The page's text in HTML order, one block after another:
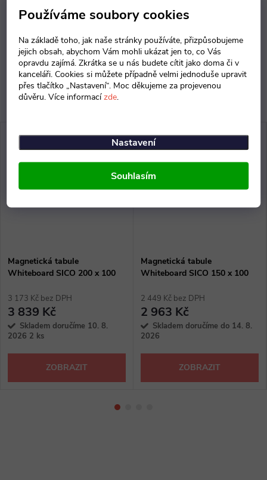
Používáme soubory cookies
Na základě toho, jak naše stránky používáte, přizpůsobujeme
jejich obsah, abychom Vám mohli ukázat jen to, co Vás
opravdu zajímá. Zkrátka se u nás budete cítit jako doma či v
kanceláři. Cookies si můžete případně velmi jednoduše upravit
přes tlačítko „Nastavení“. Moc děkujeme za projevenou
důvěru. Více informacízde.
Nastavení
Souhlasím
Parametry produktu
Diskuse
Magnetická tabule
Whiteboard SICO 200 x 100
3 173 Kč bez DPH
3 839 Kč
Skladem doručíme 10. 8.
2026 2 ks
ZOBRAZIT
Magnetická tabule
Whiteboard SICO 150 x 100
2 449 Kč bez DPH
2 963 Kč
Skladem doručíme do 14. 8.
2026
ZOBRAZIT